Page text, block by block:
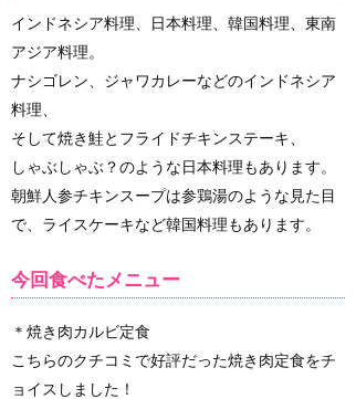
インドネシア料理、日本料理、韓国料理、東南
アジア料理。
ナシゴレン、ジャワカレーなどのインドネシア
料理、
そして焼き鮭とフライドチキンステーキ、
しゃぶしゃぶ？のような日本料理もあります。
朝鮮人参チキンスープは参鶏湯のような見た目
で、ライスケーキなど韓国料理もあります。
今回食べたメニュー
＊焼き肉カルビ定食
こちらのクチコミで好評だった焼き肉定食をチ
ョイスしました！